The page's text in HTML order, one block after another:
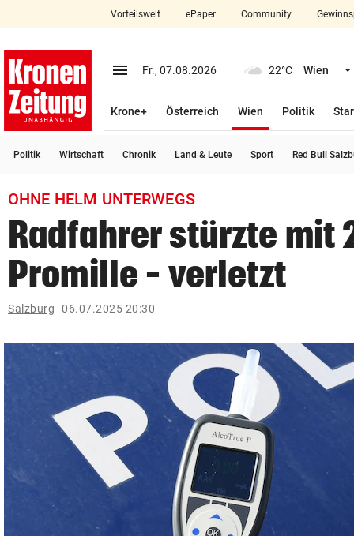
closeSchließen
account_circle Anmelden
arrow_right
bookmark
search
Suchbegriff
eingeben
© Krone Multimedia GmbH & Co KG 2026
Muthgasse 2, 1190 Wien
Vorteilswelt ePaper Community
menu Menü aufklappen
Fr., 07.08.2026 22°C Wien
Krone+ Österreich Wien
Politik
Politik Wirtschaft Chronik Land & Leute Sport Red Bull
OHNE HELM UNTERWEGS
Radfahrer stürzte mit
Promille – verletzt
Salzburg 06.07.2025 20:30